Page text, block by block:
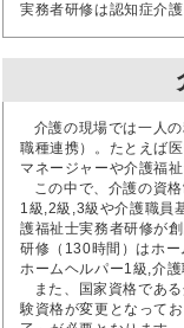
実務者研修は認知症介
介護の現場では一人
職種連携）。たとえば
マネージャーや介護福
この中で、介護の資
1級,2級,3級や介護職員
護福祉士実務者研修が
研修（130時間）はホ
ホームヘルパー1級,介
また、国家資格であ
験資格が変更となって